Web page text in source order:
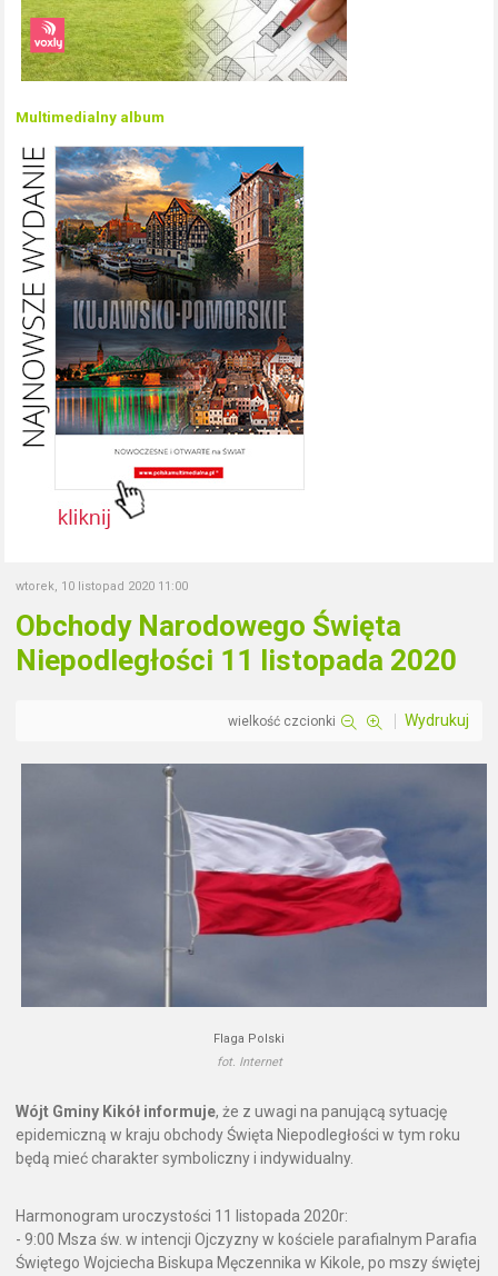
Multimedialny album
wtorek, 10 listopad 2020 11:00
Obchody Narodowego Święta
Niepodległości 11 listopada 2020
wielkość czcionki Wydrukuj
Flaga Polski
fot. Internet
Wójt Gminy Kikół informuje, że z uwagi na panującą sytuację
epidemiczną w kraju obchody Święta Niepodległości w tym roku
będą mieć charakter symboliczny i indywidualny.
Harmonogram uroczystości 11 listopada 2020r:
- 9:00 Msza św. w intencji Ojczyzny w kościele parafialnym Parafia
Świętego Wojciecha Biskupa Męczennika w Kikole, po mszy świętej